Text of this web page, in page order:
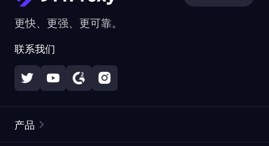
更快、更强、更可靠。
联系我们
产品